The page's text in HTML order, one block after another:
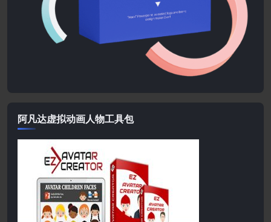
阿凡达虚拟动画人物工具包